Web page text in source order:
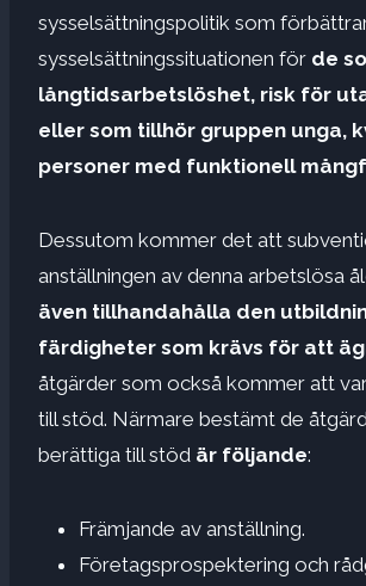
sysselsättningspolitik som
sysselsättningssituationen för de
långtidsarbetslöshet, risk för
eller som tillhör gruppen unga,
personer med funktionell
Dessutom kommer det att
anställningen av denna arbetslösa
även tillhandahålla den
färdigheter som krävs för att
åtgärder som också kommer att
till stöd. Närmare bestämt de
berättiga till stöd är följande:
Främjande av anställning.
Företagsprospektering och